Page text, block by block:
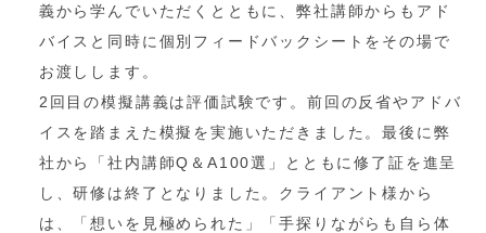
義から学んでいただくとともに、弊社講師からもアド
バイスと同時に個別フィードバックシートをその場で
お渡しします。
2回目の模擬講義は評価試験です。前回の反省やアドバ
イスを踏まえた模擬を実施いただきました。最後に弊
社から「社内講師Q＆A100選」とともに修了証を進呈
し、研修は終了となりました。クライアント様から
は、「想いを見極められた」「手探りながらも自ら体